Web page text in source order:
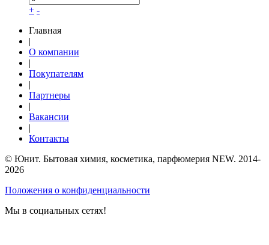
+ -
Главная
|
О компании
|
Покупателям
|
Партнеры
|
Вакансии
|
Контакты
© Юнит. Бытовая химия, косметика, парфюмерия NEW. 2014-
2026
Положения о конфиденциальности
Мы в социальных сетях!